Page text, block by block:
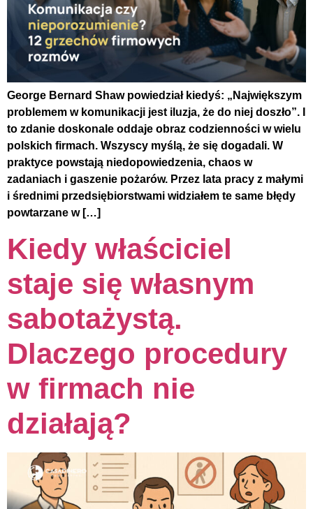
George Bernard Shaw powiedział kiedyś: „Największym
problemem w komunikacji jest iluzja, że do niej doszło”. I
to zdanie doskonale oddaje obraz codzienności w wielu
polskich firmach. Wszyscy myślą, że się dogadali. W
praktyce powstają niedopowiedzenia, chaos w
zadaniach i gaszenie pożarów. Przez lata pracy z małymi
i średnimi przedsiębiorstwami widziałem te same błędy
powtarzane w […]
Kiedy właściciel
staje się własnym
sabotażystą.
Dlaczego procedury
w firmach nie
działają?